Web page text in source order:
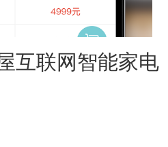
互联网智能家电